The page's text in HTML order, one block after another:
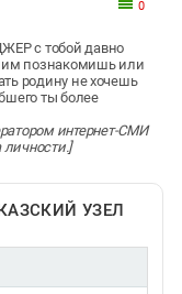
0
с тобой давно
познакомишь или
родину не хочешь
ты более
интернет-СМИ
личности.]
УЗЕЛ